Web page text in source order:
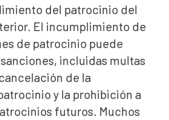
para cumplir la normativa
los abogados australianos
inmigración
del patrocinio del
El incumplimiento de
de patrocinio puede
incluidas multas
de la
y la prohibición a
futuros. Muchos